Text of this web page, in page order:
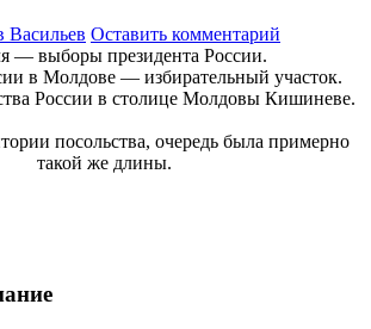
Васильев Оставить комментарий
— выборы президента России.
в Молдове — избирательный участок.
России в столице Молдовы Кишиневе.
посольства, очередь была примерно
такой же длины.